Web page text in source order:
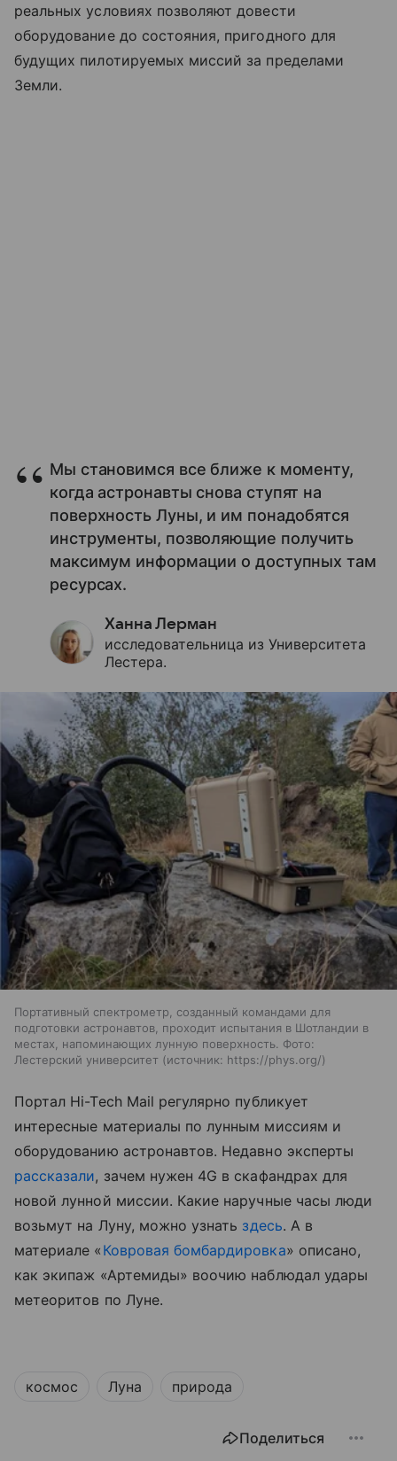
реальных условиях позволяют довести
оборудование до состояния, пригодного для
будущих пилотируемых миссий за пределами
Земли.
Мы становимся все ближе к моменту,
когда астронавты снова ступят на
поверхность Луны, и им понадобятся
инструменты, позволяющие получить
максимум информации о доступных там
ресурсах.
Ханна Лерман
исследовательница из Университета
Лестера.
Портативный спектрометр, созданный командами для
подготовки астронавтов, проходит испытания в Шотландии в
местах, напоминающих лунную поверхность. Фото:
Лестерский университет
источник: https://phys.org/
Портал Hi-Tech Mail регулярно публикует
интересные материалы по лунным миссиям и
оборудованию астронавтов. Недавно эксперты
рассказали, зачем нужен 4G в скафандрах для
новой лунной миссии. Какие наручные часы люди
возьмут на Луну, можно узнать здесь. А в
материале « Ковровая бомбардировка» описано,
как экипаж «Артемиды» воочию наблюдал удары
метеоритов по Луне.
космос Луна природа
Поделиться